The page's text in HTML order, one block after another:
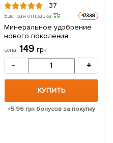
37
Быстрая отправка 47338
Минеральное удобрение
нового поколения
"Нитроаммофоска NPK+"
ТМ "AGRO-X" 1000г
цена 149 грн
- +
КУПИТЬ
+5.96 грн бонусов за покупку